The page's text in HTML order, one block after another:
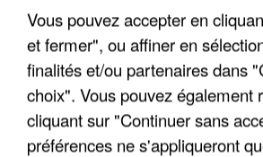
Vous pouvez accepter en
et fermer", ou affiner en
finalités et/ou partenaires dans
choix". Vous pouvez également
cliquant sur "Continuer sans
préférences ne s'appliqueront